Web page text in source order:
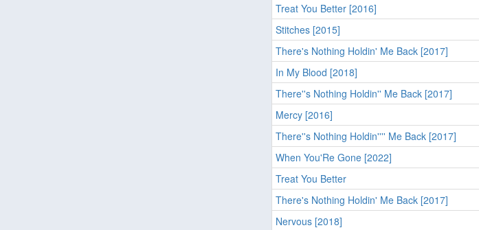
Treat You Better [2016]
Stitches [2015]
There's Nothing Holdin' Me Back [2017]
In My Blood [2018]
There''s Nothing Holdin'' Me Back [2017]
Mercy [2016]
There''s Nothing Holdin'''' Me Back [2017]
When You'Re Gone [2022]
Treat You Better
There's Nothing Holdin' Me Back [2017]
Nervous [2018]